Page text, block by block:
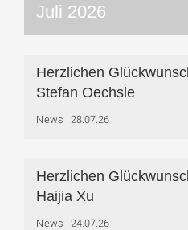
Juli 2026
Herzlichen
Stefan Oechsle
News 28.07.26
Herzlichen
Haijia Xu
News 24.07.26